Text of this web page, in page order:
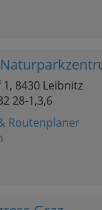
8430 Leibnitz
28-1,3,6
Routenplaner